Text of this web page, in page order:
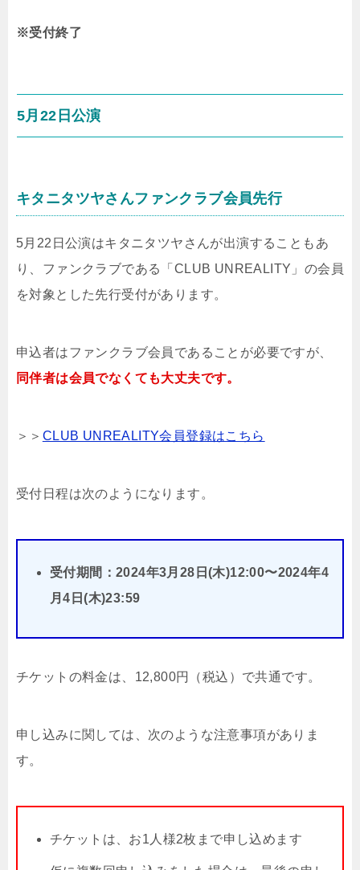
※受付終了
5月22日公演
キタニタツヤさんファンクラブ会員先行
5月22日公演はキタニタツヤさんが出演することもあ
り、ファンクラブである「CLUB UNREALITY」の会員
を対象とした先行受付があります。
申込者はファンクラブ会員であることが必要ですが、
同伴者は会員でなくても大丈夫です。
＞＞ CLUB UNREALITY会員登録はこちら
受付日程は次のようになります。
受付期間：2024年3月28日(木)12:00〜2024年4
月4日(木)23:59
チケットの料金は、12,800円（税込）で共通です。
申し込みに関しては、次のような注意事項がありま
す。
チケットは、お1人様2枚まで申し込めます